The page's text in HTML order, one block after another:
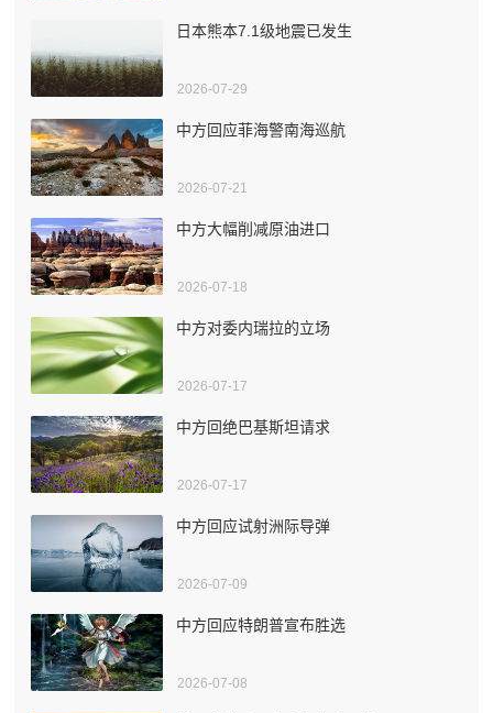
日本熊本7.1级地震已发生
2026-07-29
中方回应菲海警南海巡航
2026-07-21
中方大幅削减原油进口
2026-07-18
中方对委内瑞拉的立场
2026-07-17
中方回绝巴基斯坦请求
2026-07-17
中方回应试射洲际导弹
2026-07-09
中方回应特朗普宣布胜选
2026-07-08